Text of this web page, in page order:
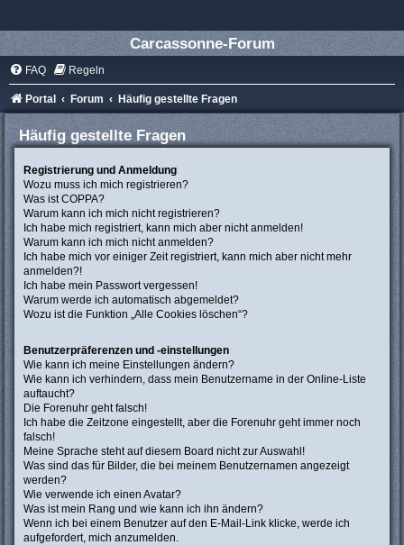
Carcassonne-Forum
FAQ Regeln
Portal Forum Häufig gestellte Fragen
Häufig gestellte Fragen
Registrierung und Anmeldung
Wozu muss ich mich registrieren?
Was ist COPPA?
Warum kann ich mich nicht registrieren?
Ich habe mich registriert, kann mich aber nicht anmelden!
Warum kann ich mich nicht anmelden?
Ich habe mich vor einiger Zeit registriert, kann mich aber nicht mehr
anmelden?!
Ich habe mein Passwort vergessen!
Warum werde ich automatisch abgemeldet?
Wozu ist die Funktion „Alle Cookies löschen“?
Benutzerpräferenzen und -einstellungen
Wie kann ich meine Einstellungen ändern?
Wie kann ich verhindern, dass mein Benutzername in der Online-Liste
auftaucht?
Die Forenuhr geht falsch!
Ich habe die Zeitzone eingestellt, aber die Forenuhr geht immer noch
falsch!
Meine Sprache steht auf diesem Board nicht zur Auswahl!
Was sind das für Bilder, die bei meinem Benutzernamen angezeigt
werden?
Wie verwende ich einen Avatar?
Was ist mein Rang und wie kann ich ihn ändern?
Wenn ich bei einem Benutzer auf den E-Mail-Link klicke, werde ich
aufgefordert, mich anzumelden.